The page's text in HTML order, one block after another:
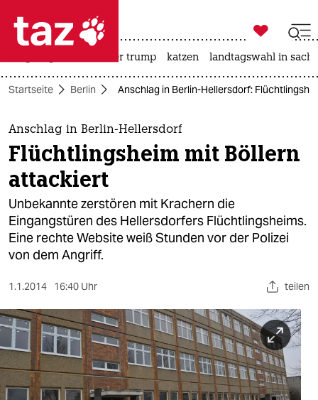
 taz zahl ich
taz zahl ich
themen
politik
öko
gesellschaft
kultur
sport
berlin
nord
wahrheit

taz zahl ich
usa unter trump katzen landtagswahl in
Startseite Berlin Anschlag in Berlin-Hellersdorf:
Anschlag in Berlin-Hellersdorf
Flüchtlingsheim mit Böllern
attackiert
Unbekannte zerstören mit Krachern die
Eingangstüren des Hellersdorfers Flüchtlingsheims.
Eine rechte Website weiß Stunden vor der Polizei
von dem Angriff.
1.1.2014 16:40 Uhr teilen